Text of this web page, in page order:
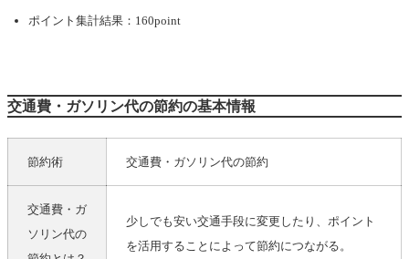
ポイント集計結果：160point
交通費・ガソリン代の節約の基本情報
節約術 交通費・ガソリン代の節約
交通費・ガ
ソリン代の
少しでも安い交通手段に変更したり、ポイント
を活用することによって節約につながる。